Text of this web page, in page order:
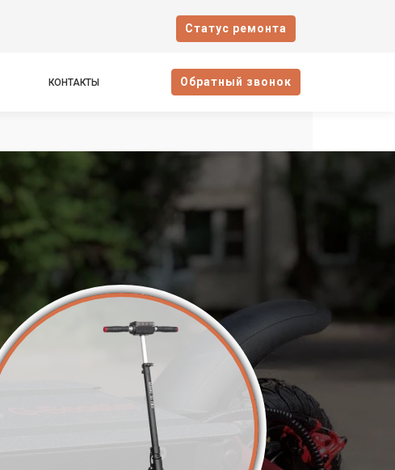
Cтатус ремонта
КОНТАКТЫ Oбратный звонок